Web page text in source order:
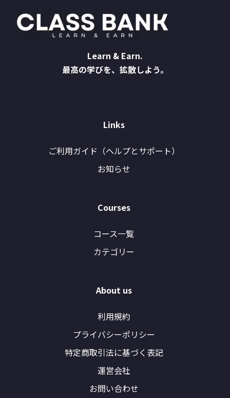
Learn & Earn.
最高の学びを、拡散しよう。
Links
ご利用ガイド（ヘルプとサポート）
お知らせ
Courses
コース一覧
カテゴリー
About us
利用規約
プライバシーポリシー
特定商取引法に基づく表記
運営会社
お問い合わせ